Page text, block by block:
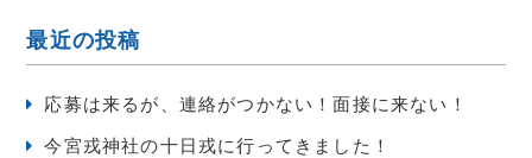
最近の投稿
応募は来るが、連絡がつかない！面接に来ない！
今宮戎神社の十日戎に行ってきました！